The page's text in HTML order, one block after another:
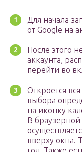
Для начала
от Google на
После этого
аккаунта,
перейти во
Откроется
выбора
на иконку
В
вверху окна.